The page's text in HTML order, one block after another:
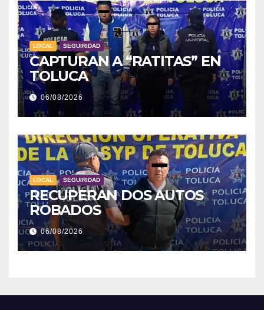
LOCAL SEGUIRIDAD
CAPTURAN A “RATITAS” EN
TOLUCA
06/08/2026
LOCAL SEGUIRIDAD
RECUPERAN DOS AUTOS
ROBADOS
06/08/2026